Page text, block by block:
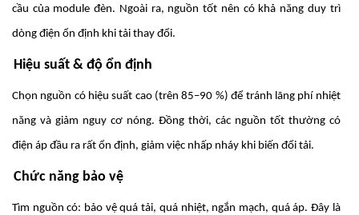
cầu của module đèn. Ngoài ra, nguồn tốt nên có khả năng duy trì
dòng điện ổn định khi tải thay đổi.
Hiệu suất & độ ổn định
Chọn nguồn có hiệu suất cao (trên 85–90 %) để tránh lãng phí nhiệt
năng và giảm nguy cơ nóng. Đồng thời, các nguồn tốt thường có
điện áp đầu ra rất ổn định, giảm việc nhấp nháy khi biến đổi tải.
Chức năng bảo vệ
Tìm nguồn có: bảo vệ quá tải, quá nhiệt, ngắn mạch, quá áp. Đây là